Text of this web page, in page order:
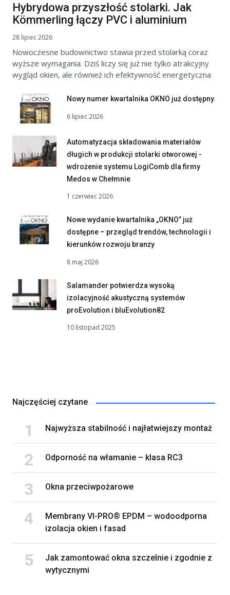
Hybrydowa przyszłość stolarki. Jak
Kömmerling łączy PVC i aluminium
28 lipiec 2026
Nowoczesne budownictwo stawia przed stolarką coraz
wyższe wymagania. Dziś liczy się już nie tylko atrakcyjny
wygląd okien, ale również ich efektywność energetyczna
Nowy numer kwartalnika OKNO już dostępny.
6 lipiec 2026
Automatyzacja składowania materiałów
długich w produkcji stolarki otworowej -
wdrożenie systemu LogiComb dla firmy
Medos w Chełmnie
1 czerwiec 2026
Nowe wydanie kwartalnika „OKNO” już
dostępne – przegląd trendów, technologii i
kierunków rozwoju branży
8 maj 2026
Salamander potwierdza wysoką
izolacyjność akustyczną systemów
proEvolution i bluEvolution82
10 listopad 2025
Najczęściej czytane
Najwyższa stabilność i najłatwiejszy montaż
Odporność na włamanie – klasa RC3
Okna przeciwpożarowe
Membrany VI-PRO® EPDM – wodoodporna
izolacja okien i fasad
Jak zamontować okna szczelnie i zgodnie z
wytycznymi